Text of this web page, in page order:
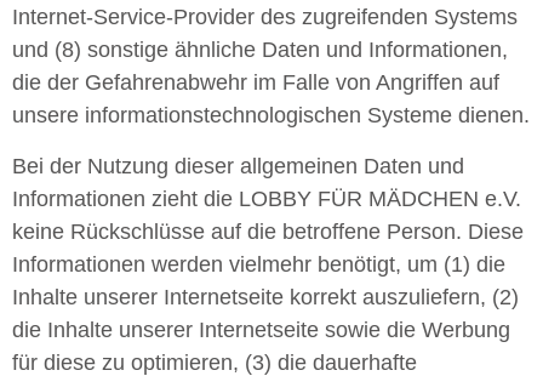
Internet-Service-Provider des zugreifenden Systems
und (8) sonstige ähnliche Daten und Informationen,
die der Gefahrenabwehr im Falle von Angriffen auf
unsere informationstechnologischen Systeme dienen.
Bei der Nutzung dieser allgemeinen Daten und
Informationen zieht die LOBBY FÜR MÄDCHEN e.V.
keine Rückschlüsse auf die betroffene Person. Diese
Informationen werden vielmehr benötigt, um (1) die
Inhalte unserer Internetseite korrekt auszuliefern, (2)
die Inhalte unserer Internetseite sowie die Werbung
für diese zu optimieren, (3) die dauerhafte